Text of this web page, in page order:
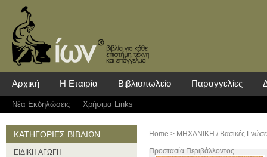
Αρχική Η Εταιρία Βιβλιοπωλείο Παραγγελίες
Νέα Eκδηλώσεις Χρήσιμα Links
ΚΑΤΗΓΟΡΙΕΣ ΒΙΒΛΙΩΝ
ΕΙΔΙΚΗ ΑΓΩΓΗ
Home > ΜΗΧΑΝΙΚΗ / Βασικές
Προστασία Περιβάλλοντος